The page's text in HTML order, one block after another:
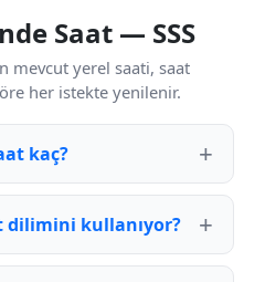
Saat — SSS
mevcut yerel saati, saat
her istekte yenilenir.
kaç?
dilimini kullanıyor?